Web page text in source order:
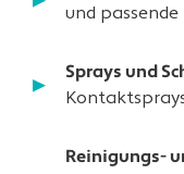
und
Sprays und
Reinigungs-